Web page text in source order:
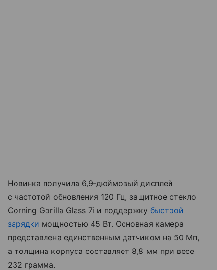
Новинка получила 6,9-дюймовый дисплей
с частотой обновления 120 Гц, защитное стекло
Corning Gorilla Glass 7i и поддержку быстрой
зарядки мощностью 45 Вт. Основная камера
представлена единственным датчиком на 50 Мп,
а толщина корпуса составляет 8,8 мм при весе
232 грамма.